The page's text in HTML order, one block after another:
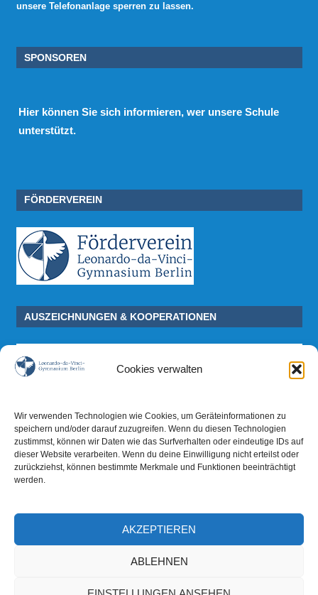
Cookies verwalten
Wir verwenden Technologien wie Cookies, um Geräteinformationen zu
speichern und/oder darauf zuzugreifen. Wenn du diesen Technologien
zustimmst, können wir Daten wie das Surfverhalten oder eindeutige IDs auf
dieser Website verarbeiten. Wenn du deine Einwilligung nicht erteilst oder
zurückziehst, können bestimmte Merkmale und Funktionen beeinträchtigt
werden.
AKZEPTIEREN
ABLEHNEN
unsere Telefonanlage sperren zu lassen.
SPONSOREN
Hier können Sie sich informieren, wer unsere Schule
unterstützt.
FÖRDERVEREIN
AUSZEICHNUNGEN & KOOPERATIONEN